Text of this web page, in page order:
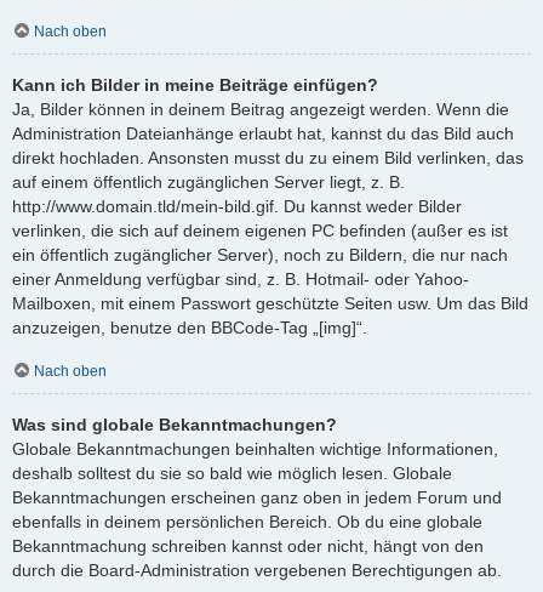
Nach oben
Kann ich Bilder in meine Beiträge einfügen?
Ja, Bilder können in deinem Beitrag angezeigt werden. Wenn die
Administration Dateianhänge erlaubt hat, kannst du das Bild auch
direkt hochladen. Ansonsten musst du zu einem Bild verlinken, das
auf einem öffentlich zugänglichen Server liegt, z. B.
http://www.domain.tld/mein-bild.gif. Du kannst weder Bilder
verlinken, die sich auf deinem eigenen PC befinden (außer es ist
ein öffentlich zugänglicher Server), noch zu Bildern, die nur nach
einer Anmeldung verfügbar sind, z. B. Hotmail- oder Yahoo-
Mailboxen, mit einem Passwort geschützte Seiten usw. Um das Bild
anzuzeigen, benutze den BBCode-Tag „[img]“.
Nach oben
Was sind globale Bekanntmachungen?
Globale Bekanntmachungen beinhalten wichtige Informationen,
deshalb solltest du sie so bald wie möglich lesen. Globale
Bekanntmachungen erscheinen ganz oben in jedem Forum und
ebenfalls in deinem persönlichen Bereich. Ob du eine globale
Bekanntmachung schreiben kannst oder nicht, hängt von den
durch die Board-Administration vergebenen Berechtigungen ab.